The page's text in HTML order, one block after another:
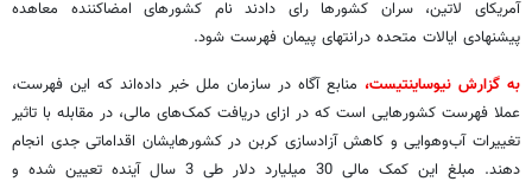
آمریکای لاتین، سران کشورها رای دادند نام کشورهای امضاکننده معاهده
پیشنهادی ایالات متحده درانتهای پیمان فهرست شود.
به گزارش نیوساینتیست، منابع آگاه در سازمان ملل خبر داده‌اند که این فهرست،
عملا فهرست کشورهایی است که در ازای دریافت کمک‌های مالی، در مقابله با تاثیر
تغییرات آب‌وهوایی و کاهش آزادسازی کربن در کشورهایشان اقداماتی جدی انجام
دهند. مبلغ این کمک مالی 30 میلیارد دلار طی 3 سال آینده تعیین شده و